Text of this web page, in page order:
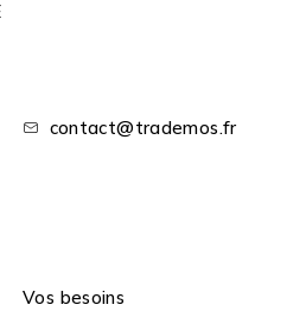
contact@trademos.fr
Vos besoins